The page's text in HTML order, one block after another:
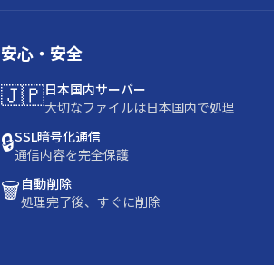
安心・安全
🇯🇵日本国内サーバー
大切なファイルは日本国内で処理
🔒SSL暗号化通信
通信内容を完全保護
🗑️ 自動削除
処理完了後、すぐに削除